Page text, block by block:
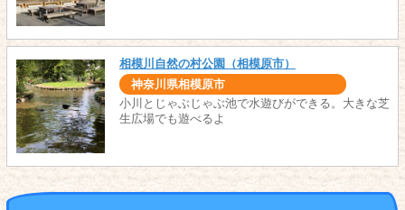
相模川自然の村公園（相模原市）
神奈川県相模原市
小川とじゃぶじゃぶ池で水遊びができる。大きな芝
生広場でも遊べるよ